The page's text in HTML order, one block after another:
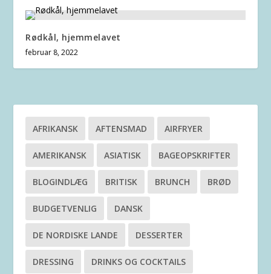
Rødkål, hjemmelavet
februar 8, 2022
AFRIKANSK AFTENSMAD AIRFRYER
AMERIKANSK ASIATISK BAGEOPSKRIFTER
BLOGINDLÆG BRITISK BRUNCH BRØD
BUDGETVENLIG DANSK
DE NORDISKE LANDE DESSERTER
DRESSING DRINKS OG COCKTAILS